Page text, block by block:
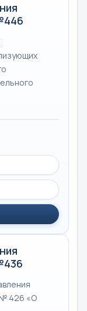
№ 426 «О